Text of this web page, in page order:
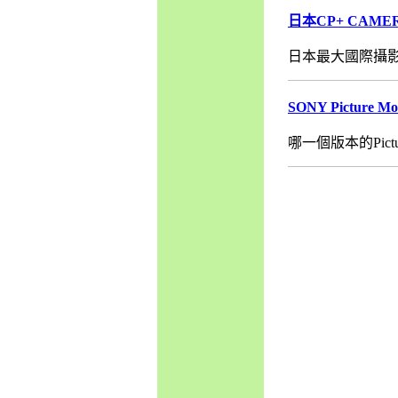
日本CP+
日本最大國際攝
SONY Picture
哪一個版本的